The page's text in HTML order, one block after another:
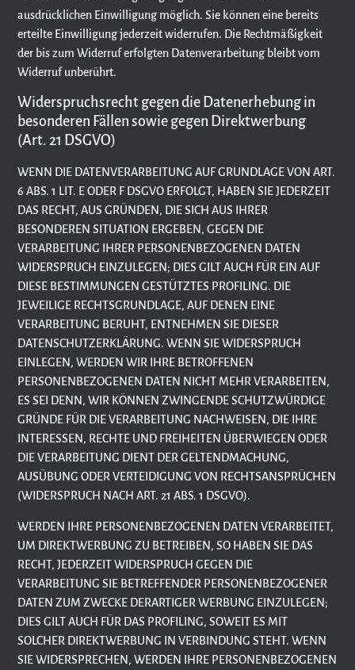
ausdrücklichen Einwilligung möglich. Sie können eine bereits
erteilte Einwilligung jederzeit widerrufen. Die Rechtmäßigkeit
der bis zum Widerruf erfolgten Datenverarbeitung bleibt vom
Widerruf unberührt.
Widerspruchsrecht gegen die Datenerhebung in
besonderen Fällen sowie gegen Direktwerbung
(Art. 21 DSGVO)
WENN DIE DATENVERARBEITUNG AUF GRUNDLAGE VON ART.
6 ABS. 1 LIT. E ODER F DSGVO ERFOLGT, HABEN SIE JEDERZEIT
DAS RECHT, AUS GRÜNDEN, DIE SICH AUS IHRER
BESONDEREN SITUATION ERGEBEN, GEGEN DIE
VERARBEITUNG IHRER PERSONENBEZOGENEN DATEN
WIDERSPRUCH EINZULEGEN; DIES GILT AUCH FÜR EIN AUF
DIESE BESTIMMUNGEN GESTÜTZTES PROFILING. DIE
JEWEILIGE RECHTSGRUNDLAGE, AUF DENEN EINE
VERARBEITUNG BERUHT, ENTNEHMEN SIE DIESER
DATENSCHUTZERKLÄRUNG. WENN SIE WIDERSPRUCH
EINLEGEN, WERDEN WIR IHRE BETROFFENEN
PERSONENBEZOGENEN DATEN NICHT MEHR VERARBEITEN,
ES SEI DENN, WIR KÖNNEN ZWINGENDE SCHUTZWÜRDIGE
GRÜNDE FÜR DIE VERARBEITUNG NACHWEISEN, DIE IHRE
INTERESSEN, RECHTE UND FREIHEITEN ÜBERWIEGEN ODER
DIE VERARBEITUNG DIENT DER GELTENDMACHUNG,
AUSÜBUNG ODER VERTEIDIGUNG VON RECHTSANSPRÜCHEN
(WIDERSPRUCH NACH ART. 21 ABS. 1 DSGVO).
WERDEN IHRE PERSONENBEZOGENEN DATEN VERARBEITET,
UM DIREKTWERBUNG ZU BETREIBEN, SO HABEN SIE DAS
RECHT, JEDERZEIT WIDERSPRUCH GEGEN DIE
VERARBEITUNG SIE BETREFFENDER PERSONENBEZOGENER
DATEN ZUM ZWECKE DERARTIGER WERBUNG EINZULEGEN;
DIES GILT AUCH FÜR DAS PROFILING, SOWEIT ES MIT
SOLCHER DIREKTWERBUNG IN VERBINDUNG STEHT. WENN
SIE WIDERSPRECHEN, WERDEN IHRE PERSONENBEZOGENEN